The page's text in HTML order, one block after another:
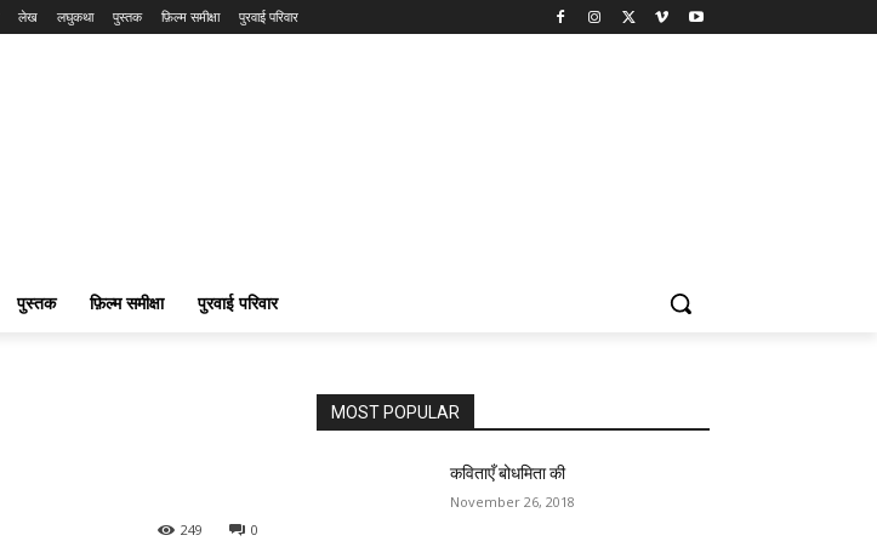
लेख लघुकथा पुस्तक फ़िल्म समीक्षा पुरवाई परिवार
पुस्तक फ़िल्म समीक्षा पुरवाई परिवार
0
249
MOST POPULAR
कविताएँ बोधमिता की
November 26, 2018